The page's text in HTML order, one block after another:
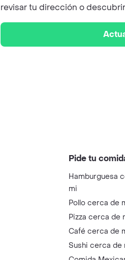
revisar tu dirección o
Pide tu
Hamburguesa
mi
Pollo cerca de
Pizza cerca de
Café cerca de
Sushi cerca de